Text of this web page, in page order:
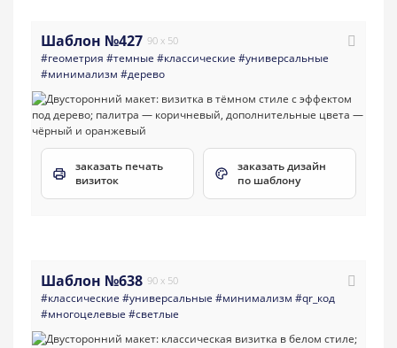
Шаблон №427 90 x 50
#геометрия #темные #классические #универсальные
#минимализм #дерево
заказать печать
визиток
заказать дизайн
по шаблону
Шаблон №638 90 x 50
#классические #универсальные #минимализм #qr_код
#многоцелевые #светлые